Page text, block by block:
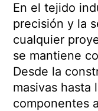
En el tejido
precisión y la
cualquier
se mantiene
Desde la
masivas hasta
componentes